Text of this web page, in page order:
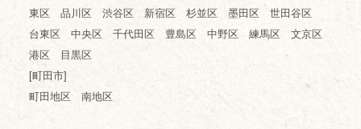
東区 品川区 渋谷区 新宿区 杉並区 墨田区 世田谷区
台東区 中央区 千代田区 豊島区 中野区 練馬区 文京区
港区 目黒区
[町田市]
町田地区 南地区